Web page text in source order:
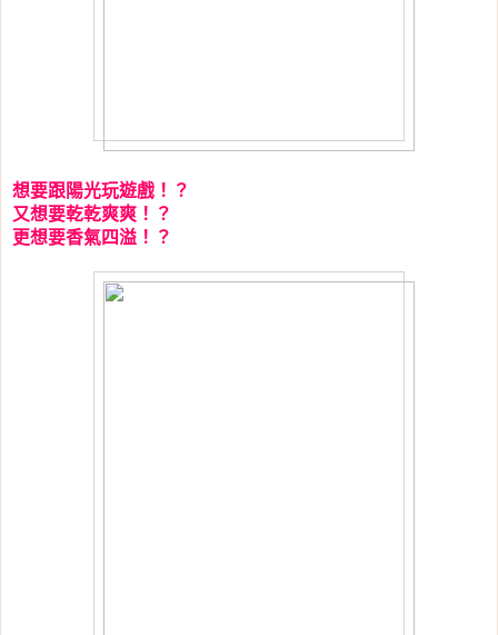
想要跟陽光玩遊戲！？
又想要乾乾爽爽！？
更想要香氣四溢！？